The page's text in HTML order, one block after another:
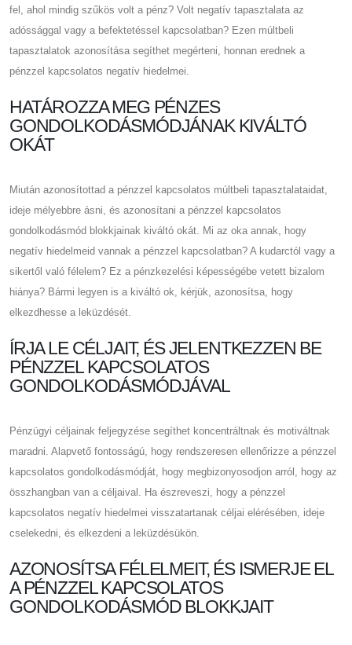
fel, ahol mindig szűkös volt a pénz? Volt negatív tapasztalata az
adóssággal vagy a befektetéssel kapcsolatban? Ezen múltbeli
tapasztalatok azonosítása segíthet megérteni, honnan erednek a
pénzzel kapcsolatos negatív hiedelmei.
HATÁROZZA MEG PÉNZES
GONDOLKODÁSMÓDJÁNAK KIVÁLTÓ
OKÁT
Miután azonosítottad a pénzzel kapcsolatos múltbeli tapasztalataidat,
ideje mélyebbre ásni, és azonosítani a pénzzel kapcsolatos
gondolkodásmód blokkjainak kiváltó okát. Mi az oka annak, hogy
negatív hiedelmeid vannak a pénzzel kapcsolatban? A kudarctól vagy a
sikertől való félelem? Ez a pénzkezelési képességébe vetett bizalom
hiánya? Bármi legyen is a kiváltó ok, kérjük, azonosítsa, hogy
elkezdhesse a leküzdését.
ÍRJA LE CÉLJAIT, ÉS JELENTKEZZEN BE
PÉNZZEL KAPCSOLATOS
GONDOLKODÁSMÓDJÁVAL
Pénzügyi céljainak feljegyzése segíthet koncentráltnak és motiváltnak
maradni. Alapvető fontosságú, hogy rendszeresen ellenőrizze a pénzzel
kapcsolatos gondolkodásmódját, hogy megbizonyosodjon arról, hogy az
összhangban van a céljaival. Ha észreveszi, hogy a pénzzel
kapcsolatos negatív hiedelmei visszatartanak céljai elérésében, ideje
cselekedni, és elkezdeni a leküzdésükön.
AZONOSÍTSA FÉLELMEIT, ÉS ISMERJE EL
A PÉNZZEL KAPCSOLATOS
GONDOLKODÁSMÓD BLOKKJAIT